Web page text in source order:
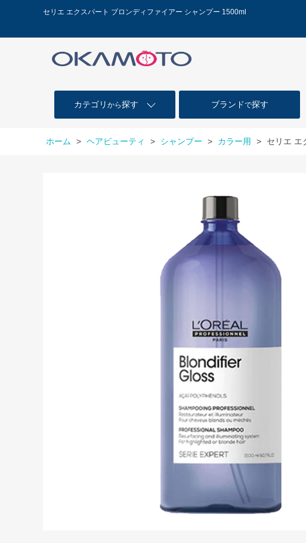
セリエ エクスパート ブロンディファイアー シャンプー 1500ml
カテゴリ から探す ブランドで探す
ホーム > ヘアビューティ > シャンプー > カラー用 > セリエ エ